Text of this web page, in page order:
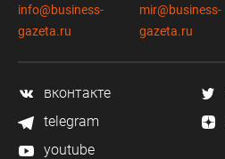
info@business-
gazeta.ru
mir@business-
gazeta.ru
вконтакте
telegram
youtube